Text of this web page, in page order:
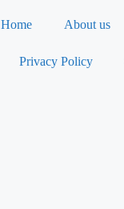
Home About us
Privacy Policy